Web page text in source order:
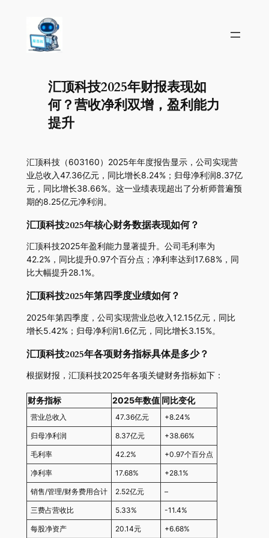
汇顶科技2025年财报表现如
何？营收净利双增，盈利能力
提升
汇顶科技（603160）2025年年度报告显示，公司实现营
业总收入47.36亿元，同比增长8.24%；归母净利润8.37亿
元，同比增长38.66%。这一业绩表现超出了分析师普遍预
期的8.25亿元净利润。
汇顶科技2025年核心财务数据表现如何？
汇顶科技2025年盈利能力显著提升。公司毛利率为
42.2%，同比提升0.97个百分点；净利率达到17.68%，同
比大幅提升28.1%。
汇顶科技2025年第四季度业绩如何？
2025年第四季度，公司实现营业总收入12.15亿元，同比
增长5.42%；归母净利润1.6亿元，同比增长3.15%。
汇顶科技2025年各项财务指标具体是多少？
根据财报，汇顶科技2025年各项关键财务指标如下：
财务指标 2025年数值 同比变化
营业总收入 47.36亿元 +8.24%
归母净利润 8.37亿元 +38.66%
毛利率 42.2% +0.97个百分点
净利率 17.68% +28.1%
销售/管理/财务费用合计 2.52亿元 –
三费占营收比 5.33% -11.4%
每股净资产 20.14元 +6.68%